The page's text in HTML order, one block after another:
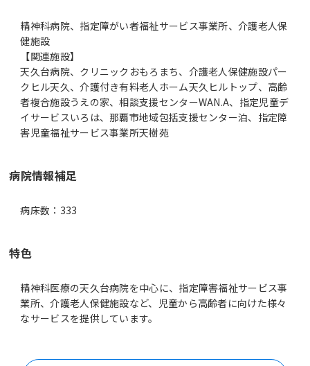
精神科病院、指定障がい者福祉サービス事業所、介護老人保
健施設
【関連施設】
天久台病院、クリニックおもろまち、介護老人保健施設パー
クヒル天久、介護付き有料老人ホーム天久ヒルトップ、高齢
者複合施設うえの家、相談支援センターWAN.A、指定児童デ
イサービスいろは、那覇市地域包括支援センター泊、指定障
害児童福祉サービス事業所天樹苑
病院情報補足
病床数：333
特色
精神科医療の天久台病院を中心に、指定障害福祉サービス事
業所、介護老人保健施設など、児童から高齢者に向けた様々
なサービスを提供しています。